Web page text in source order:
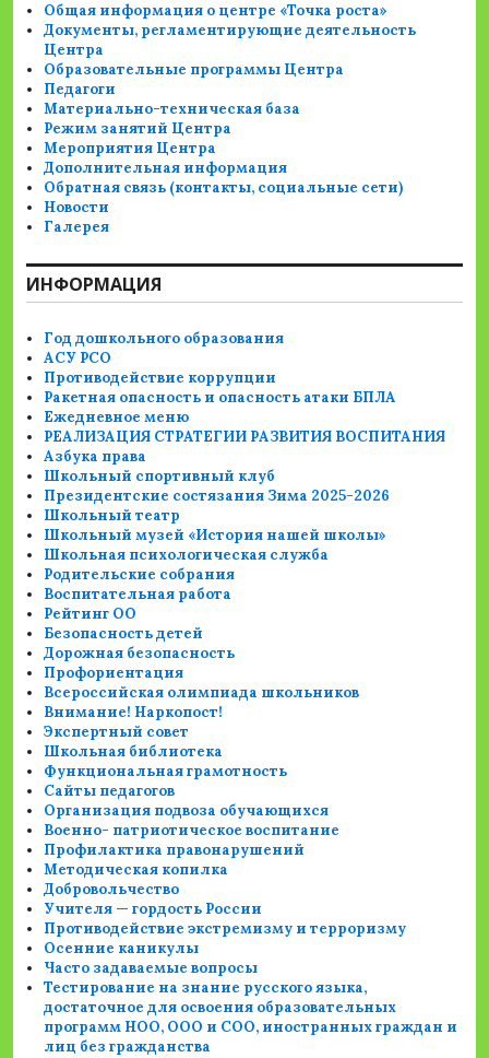
Общая информация о центре «Точка роста»
Документы, регламентирующие деятельность
Центра
Образовательные программы Центра
Педагоги
Материально-техническая база
Режим занятий Центра
Мероприятия Центра
Дополнительная информация
Обратная связь (контакты, социальные сети)
Новости
Галерея
ИНФОРМАЦИЯ
Год дошкольного образования
АСУ РСО
Противодействие коррупции
Ракетная опасность и опасность атаки БПЛА
Ежедневное меню
РЕАЛИЗАЦИЯ СТРАТЕГИИ РАЗВИТИЯ ВОСПИТАНИЯ
Азбука права
Школьный спортивный клуб
Президентские состязания Зима 2025-2026
Школьный театр
Школьный музей «История нашей школы»
Школьная психологическая служба
Родительские собрания
Воспитательная работа
Рейтинг ОО
Безопасность детей
Дорожная безопасность
Профориентация
Всероссийская олимпиада школьников
Внимание! Наркопост!
Экспертный совет
Школьная библиотека
Функциональная грамотность
Сайты педагогов
Организация подвоза обучающихся
Военно- патриотическое воспитание
Профилактика правонарушений
Методическая копилка
Добровольчество
Учителя — гордость России
Противодействие экстремизму и терроризму
Осенние каникулы
Часто задаваемые вопросы
Тестирование на знание русского языка,
достаточное для освоения образовательных
программ НОО, ООО и СОО, иностранных граждан и
лиц без гражданства